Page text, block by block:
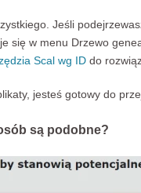
Jeśli
się w menu Drzewo
Scal wg ID do
jesteś gotowy do
są podobne?